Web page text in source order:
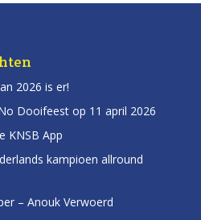
2026 is er!
Dooifeest op 11 april 2026
KNSB App
kampioen allround
– Anouk Verwoerd